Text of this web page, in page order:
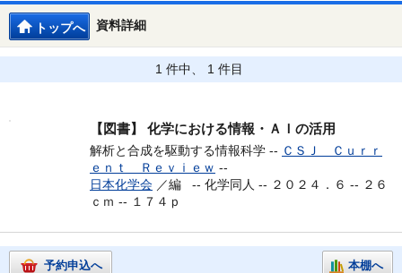
資料詳細
トップへ
1 件中、 1 件目
【図書】 化学における情報・ＡＩの活用
解析と合成を駆動する情報科学 -- ＣＳＪ Ｃｕｒｒ
ｅｎｔ Ｒｅｖｉｅｗ --
日本化学会 ／編 -- 化学同人 -- ２０２４．６ -- ２６
ｃｍ -- １７４ｐ
予約申込へ 本棚へ